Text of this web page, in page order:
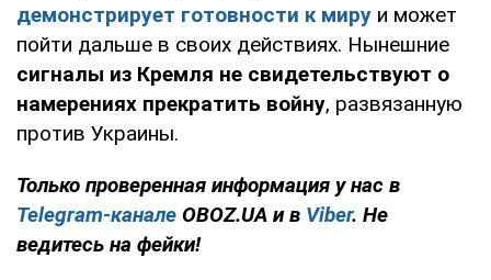
демонстрирует готовности к миру и может
пойти дальше в своих действиях. Нынешние
сигналы из Кремля не свидетельствуют о
намерениях прекратить войну, развязанную
против Украины.
Только проверенная информация у нас в
Telegram-канале OBOZ.UA и в Viber. Не
ведитесь на фейки!